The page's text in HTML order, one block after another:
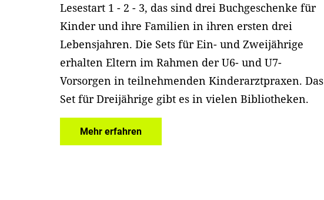
Lesestart 1 - 2 - 3, das sind drei Buchgeschenke für
Kinder und ihre Familien in ihren ersten drei
Lebensjahren. Die Sets für Ein- und Zweijährige
erhalten Eltern im Rahmen der U6- und U7-
Vorsorgen in teilnehmenden Kinderarztpraxen. Das
Set für Dreijährige gibt es in vielen Bibliotheken.
Mehr erfahren